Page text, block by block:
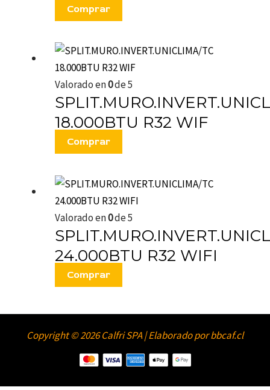
Comprar
Valorado en0de 5
18.000BTU R32 WIF
Comprar
Valorado en0de 5
24.000BTU R32 WIFI
Comprar
Copyright © 2026 Calfri SPA | Elaborado por bbcaf.cl